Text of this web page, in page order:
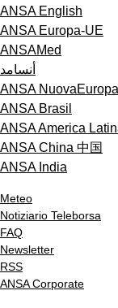
ANSA English
ANSA Europa-UE
ANSAMed
أنسامد
ANSA NuovaEuropa
ANSA Brasil
ANSA America
ANSA China 中国
ANSA India
Meteo
Notiziario Teleborsa
FAQ
Newsletter
RSS
ANSA Corporate